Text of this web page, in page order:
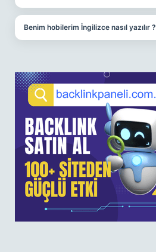
Benim hobilerim İngilizce nasıl yazılır ?